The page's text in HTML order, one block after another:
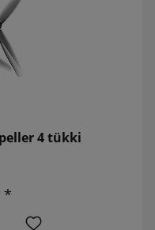
4 tükki
*